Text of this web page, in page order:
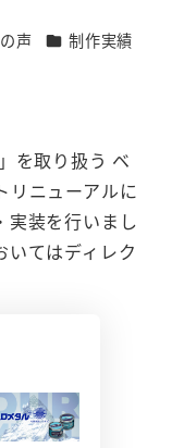
声 カテゴリー
制作実績
を取り扱う ベ
リニューアルに
実装を行いまし
いてはディレク